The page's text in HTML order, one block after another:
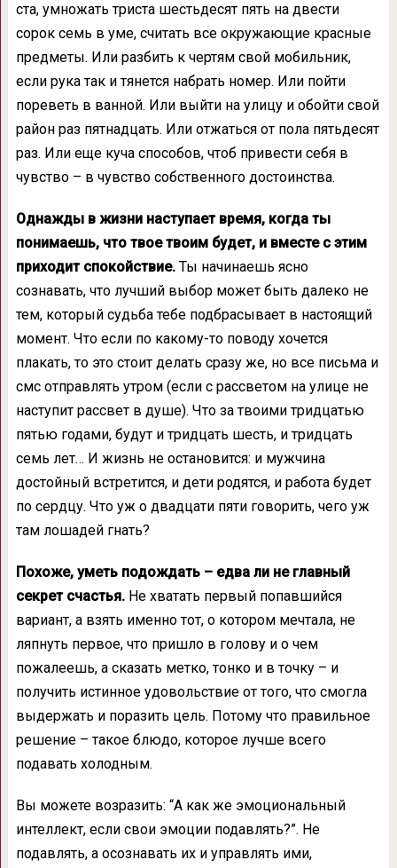
ста, умножать триста шестьдесят пять на двести
сорок семь в уме, считать все окружающие красные
предметы. Или разбить к чертям свой мобильник,
если рука так и тянется набрать номер. Или пойти
пореветь в ванной. Или выйти на улицу и обойти свой
район раз пятнадцать. Или отжаться от пола пятьдесят
раз. Или еще куча способов, чтоб привести себя в
чувство – в чувство собственного достоинства.
Однажды в жизни наступает время, когда ты
понимаешь, что твое твоим будет, и вместе с этим
приходит спокойствие.Ты начинаешь ясно
сознавать, что лучший выбор может быть далеко не
тем, который судьба тебе подбрасывает в настоящий
момент. Что если по какому-то поводу хочется
плакать, то это стоит делать сразу же, но все письма и
смс отправлять утром (если с рассветом на улице не
наступит рассвет в душе). Что за твоими тридцатью
пятью годами, будут и тридцать шесть, и тридцать
семь лет… И жизнь не остановится: и мужчина
достойный встретится, и дети родятся, и работа будет
по сердцу. Что уж о двадцати пяти говорить, чего уж
там лошадей гнать?
Похоже, уметь подождать – едва ли не главный
секрет счастья.Не хватать первый попавшийся
вариант, а взять именно тот, о котором мечтала, не
ляпнуть первое, что пришло в голову и о чем
пожалеешь, а сказать метко, тонко и в точку – и
получить истинное удовольствие от того, что смогла
выдержать и поразить цель. Потому что правильное
решение – такое блюдо, которое лучше всего
подавать холодным.
Вы можете возразить: “А как же эмоциональный
интеллект, если свои эмоции подавлять?”. Не
подавлять, а осознавать их и управлять ими,